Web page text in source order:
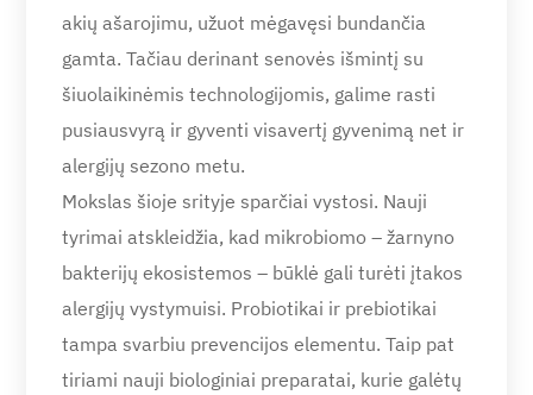
akių ašarojimu, užuot mėgavęsi bundančia
gamta. Tačiau derinant senovės išmintį su
šiuolaikinėmis technologijomis, galime rasti
pusiausvyrą ir gyventi visavertį gyvenimą net ir
alergijų sezono metu.
Mokslas šioje srityje sparčiai vystosi. Nauji
tyrimai atskleidžia, kad mikrobiomo – žarnyno
bakterijų ekosistemos – būklė gali turėti įtakos
alergijų vystymuisi. Probiotikai ir prebiotikai
tampa svarbiu prevencijos elementu. Taip pat
tiriami nauji biologiniai preparatai, kurie galėtų